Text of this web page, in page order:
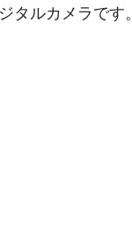
タルカメラです。